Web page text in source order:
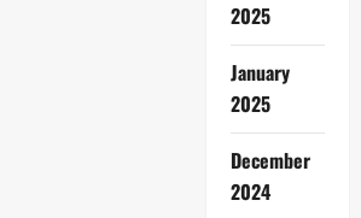
2025
January
2025
December
2024